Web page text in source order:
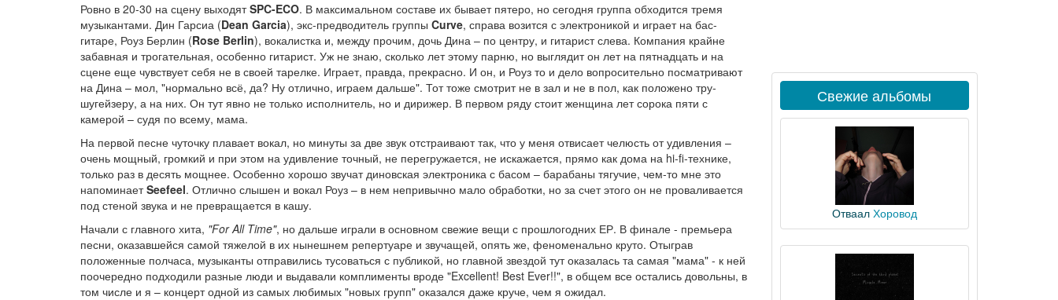
Ровно в 20-30 на сцену выходятSPC-ECO. В максимальном составе их бывает пятеро, но сегодня группа обходится тремя
музыкантами. Дин Гарсиа (Dean Garcia), экс-предводитель группы Curve, справа возится с электроникой и играет на бас-
гитаре, Роуз Берлин (Rose Berlin), вокалистка и, между прочим, дочь Дина – по центру, и гитарист слева. Компания крайне
забавная и трогательная, особенно гитарист. Уж не знаю, сколько лет этому парню, но выглядит он лет на пятнадцать и на
сцене еще чувствует себя не в своей тарелке. Играет, правда, прекрасно. И он, и Роуз то и дело вопросительно посматривают
на Дина – мол, "нормально всё, да? Ну отлично, играем дальше". Тот тоже смотрит не в зал и не в пол, как положено тру-
шугейзеру, а на них. Он тут явно не только исполнитель, но и дирижер. В первом ряду стоит женщина лет сорока пяти с
камерой – судя по всему, мама.
На первой песне чуточку плавает вокал, но минуты за две звук отстраивают так, что у меня отвисает челюсть от удивления –
очень мощный, громкий и при этом на удивление точный, не перегружается, не искажается, прямо как дома на hi-fi-технике,
только раз в десять мощнее. Особенно хорошо звучат диновская электроника с басом – барабаны тягучие, чем-то мне это
напоминаетSeefeel. Отлично слышен и вокал Роуз – в нем непривычно мало обработки, но за счет этого он не проваливается
под стеной звука и не превращается в кашу.
Начали с главного хита, "For All Time", но дальше играли в основном свежие вещи с прошлогодних ЕР. В финале - премьера
песни, оказавшейся самой тяжелой в их нынешнем репертуаре и звучащей, опять же, феноменально круто. Отыграв
положенные полчаса, музыканты отправились тусоваться с публикой, но главной звездой тут оказалась та самая "мама" - к ней
поочередно подходили разные люди и выдавали комплименты вроде "Excellent! Best Ever!!", в общем все остались довольны, в
том числе и я – концерт одной из самых любимых "новых групп" оказался даже круче, чем я ожидал.
Свежие альбомы
Отваал Хоровод